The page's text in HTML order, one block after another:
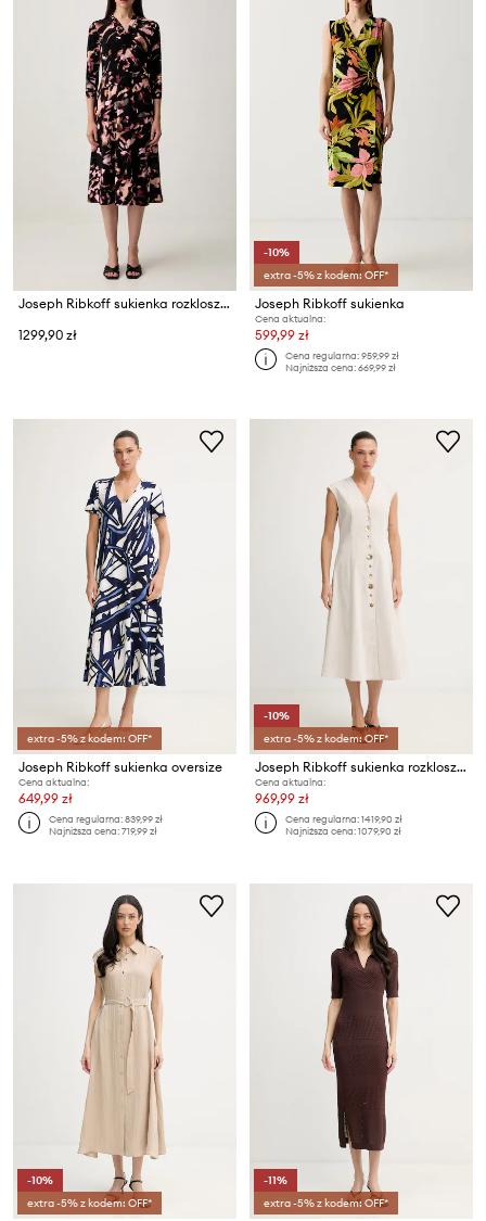
Joseph Ribkoff sukienka rozkloszowana
1299,90 zł
-10%
extra -5% z kodem: OFF*
Joseph Ribkoff sukienka
Cena aktualna:
599,99 zł
Cena regularna:959,99 zł
Najniższa cena:669,99 zł
extra -5% z kodem: OFF*
Joseph Ribkoff sukienka oversize
Cena aktualna:
649,99 zł
Cena regularna:839,99 zł
Najniższa cena:719,99 zł
-10%
extra -5% z kodem: OFF*
Joseph Ribkoff sukienka rozkloszowana z wiskozą
Cena aktualna:
969,99 zł
Cena regularna:1419,90 zł
Najniższa cena:1079,90 zł
-10%
extra -5% z kodem: OFF*
-11%
extra -5% z kodem: OFF*